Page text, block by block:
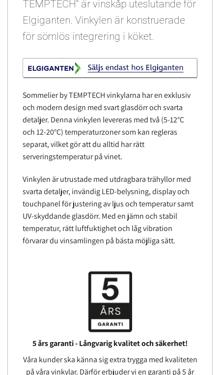
TEMPTECH” är vinskåp uteslutande för
Elgiganten. Vinkylen är konstruerade
för sömlös integrering i köket.
Sommelier by TEMPTECH vinkylarna har en exklusiv
och modern design med svart glasdörr och svarta
detaljer. Denna vinkylen levereras med två (5-12°C
och 12-20°C) temperaturzoner som kan regleras
separat, vilket gör att du alltid har rätt
serveringstemperatur på vinet.
Vinkylen är utrustade med utdragbara trähyllor med
svarta detaljer, invändig LED-belysning, display och
touchpanel för justering av ljus och temperatur samt
UV-skyddande glasdörr. Med en jämn och stabil
temperatur, rätt luftfuktighet och låg vibration
förvarar du vinsamlingen på bästa möjliga sätt.
5 års garanti - Långvarig kvalitet och säkerhet!
Våra kunder ska känna sig extra trygga med kvaliteten
på våra vinkylar. Därför erbjuder vi en garanti på 5 år